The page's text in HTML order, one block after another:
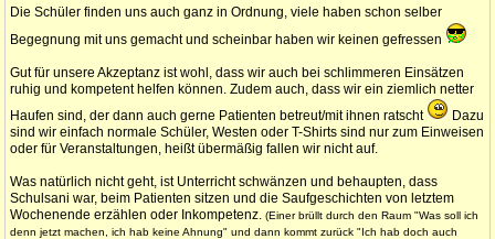
Die Schüler finden uns auch ganz in Ordnung, viele haben schon selber
Begegnung mit uns gemacht und scheinbar haben wir keinen gefressen
Gut für unsere Akzeptanz ist wohl, dass wir auch bei schlimmeren Einsätzen
ruhig und kompetent helfen können. Zudem auch, dass wir ein ziemlich netter
Haufen sind, der dann auch gerne Patienten betreut/mit ihnen ratscht
Dazu
sind wir einfach normale Schüler, Westen oder T-Shirts sind nur zum Einweisen
oder für Veranstaltungen, heißt übermäßig fallen wir nicht auf.
Was natürlich nicht geht, ist Unterricht schwänzen und behaupten, dass
Schulsani war, beim Patienten sitzen und die Saufgeschichten von letztem
Wochenende erzählen oder Inkompetenz. (Einer brüllt durch den Raum "Was soll ich
denn jetzt machen, ich hab keine Ahnung" und dann kommt zurück "Ich hab doch auch